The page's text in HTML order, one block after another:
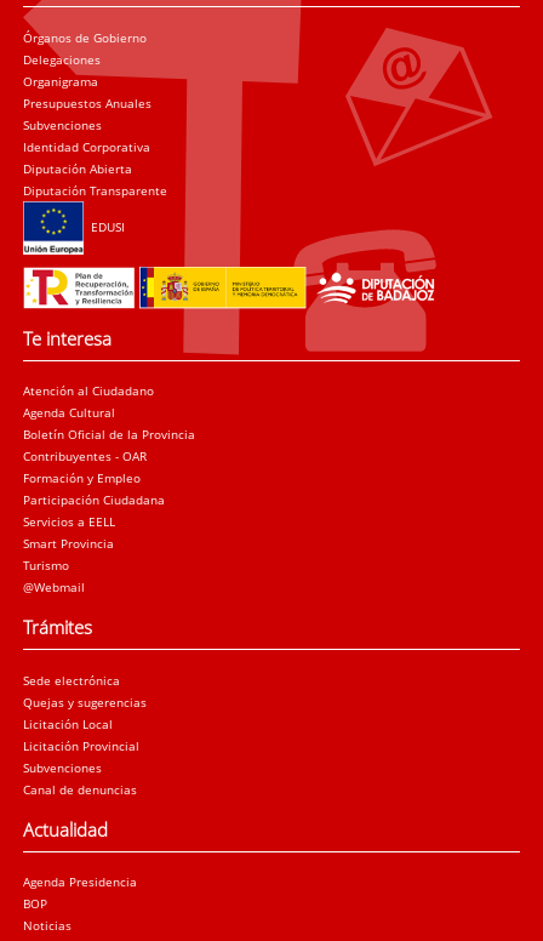
Órganos de Gobierno
Delegaciones
Organigrama
Presupuestos Anuales
Subvenciones
Identidad Corporativa
Diputación Abierta
Diputación Transparente
EDUSI
Te interesa
Atención al Ciudadano
Agenda Cultural
Boletín Oficial de la Provincia
Contribuyentes - OAR
Formación y Empleo
Participación Ciudadana
Servicios a EELL
Smart Provincia
Turismo
@Webmail
Trámites
Sede electrónica
Quejas y sugerencias
Licitación Local
Licitación Provincial
Subvenciones
Canal de denuncias
Actualidad
Agenda Presidencia
BOP
Noticias